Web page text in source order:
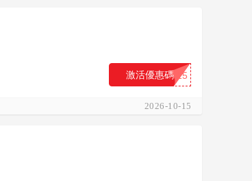
...15
激活優惠碼
2026-10-15